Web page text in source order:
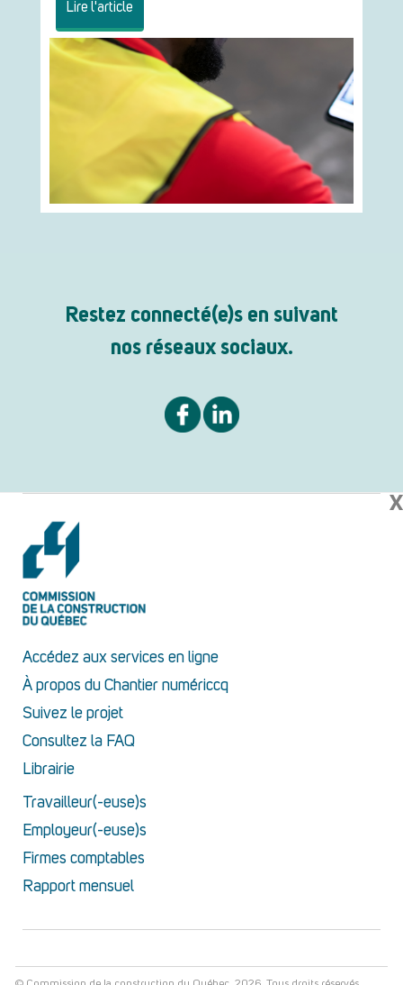
Lire l'article
Restez connecté(e)s en suivant
nos réseaux sociaux.
X
Accédez aux services en ligne
À propos du Chantier numériccq
Suivez le projet
Consultez la FAQ
Librairie
Travailleur(-euse)s
Employeur(-euse)s
Firmes comptables
Rapport mensuel